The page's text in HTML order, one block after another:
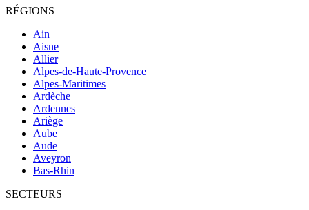
RÉGIONS
Ain
Aisne
Allier
Alpes-de-Haute-Provence
Alpes-Maritimes
Ardèche
Ardennes
Ariège
Aube
Aude
Aveyron
Bas-Rhin
SECTEURS